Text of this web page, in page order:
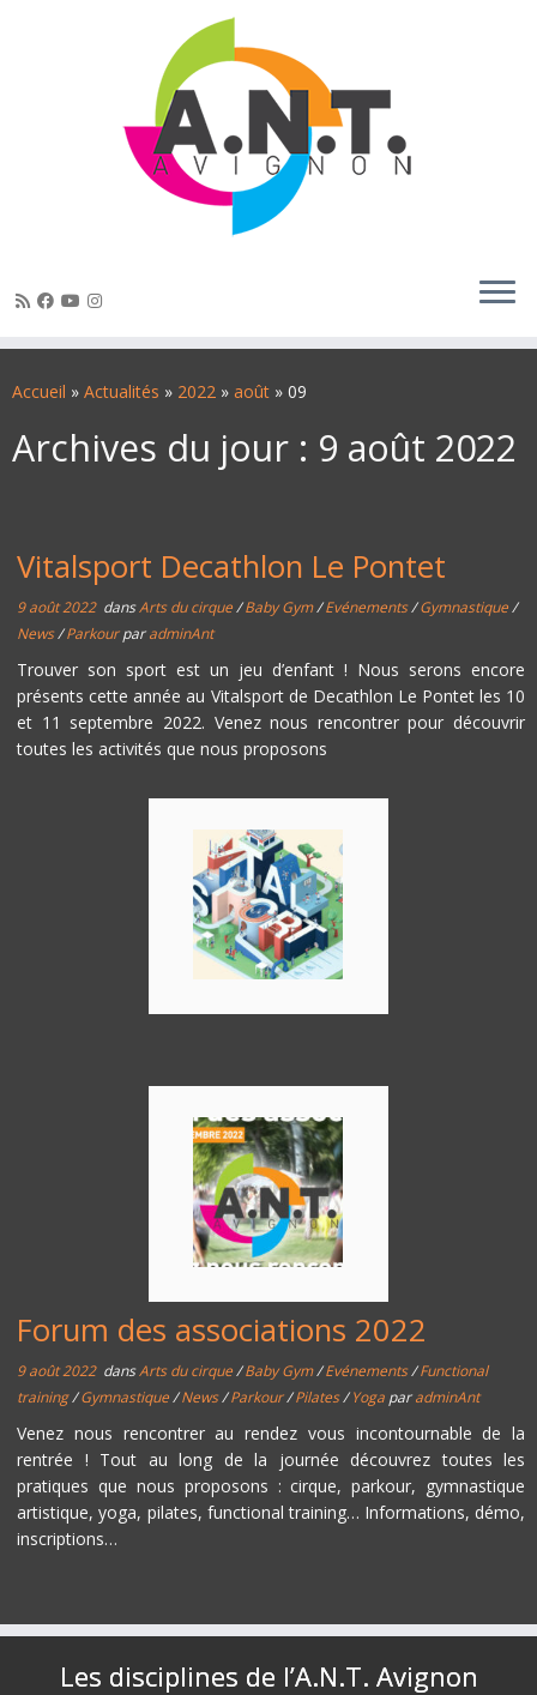
auAccueil » Actualités » 2022 » août » 09
Archives du jour : 9 août 2022
Vitalsport Decathlon Le Pontet
9 août 2022dansArts du cirque/Baby Gym/Evénements/Gymnastique/
News/ParkourparadminAnt
Trouver son sport est un jeu d’enfant ! Nous serons encore
présents cette année au Vitalsport de Decathlon Le Pontet les 10
et 11 septembre 2022. Venez nous rencontrer pour découvrir
toutes les activités que nous proposons
Forum des associations 2022
9 août 2022dansArts du cirque/Baby Gym/Evénements/Functional
training/Gymnastique/News/Parkour/Pilates/Yoga paradminAnt
Venez nous rencontrer au rendez vous incontournable de la
rentrée ! Tout au long de la journée découvrez toutes les
pratiques que nous proposons : cirque, parkour, gymnastique
artistique, yoga, pilates, functional training… Informations, démo,
inscriptions…
Les disciplines de l’A.N.T. Avignon